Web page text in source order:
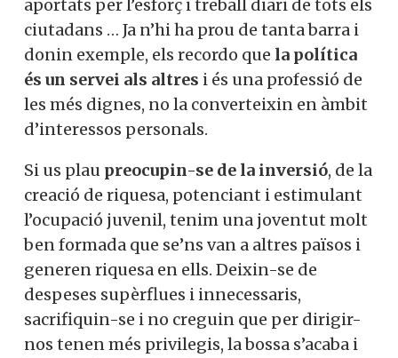
aportats per l’esforç i treball diari de tots els
ciutadans … Ja n’hi ha prou de tanta barra i
donin exemple, els recordo que la política
és un servei als altres i és una professió de
les més dignes, no la converteixin en àmbit
d’interessos personals.
Si us plau preocupin-se de la inversió, de la
creació de riquesa, potenciant i estimulant
l’ocupació juvenil, tenim una joventut molt
ben formada que se’ns van a altres països i
generen riquesa en ells. Deixin-se de
despeses supèrflues i innecessaris,
sacrifiquin-se i no creguin que per dirigir-
nos tenen més privilegis, la bossa s’acaba i